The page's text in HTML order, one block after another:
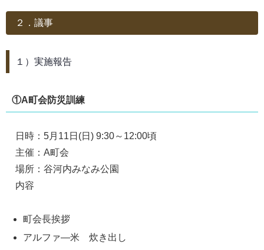
２．議事
１）実施報告
①A町会防災訓練
日時：5月11日(日) 9:30～12:00頃
主催：A町会
場所：谷河内みなみ公園
内容
町会長挨拶
アルファ―米 炊き出し